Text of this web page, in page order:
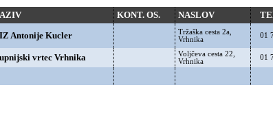
KONT. OS. NASLOV
Antonije Kucler
Tržaška cesta 2a,
Vrhnika
01
vrtec Vrhnika
Voljčeva cesta 22,
Vrhnika
01